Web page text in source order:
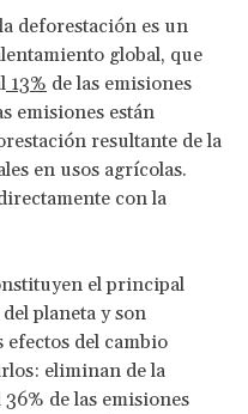
deforestación es un
global, que
13% de las emisiones
emisiones están
resultante de la
en usos agrícolas.
con la
el principal
planeta y son
del cambio
eliminan de la
de las emisiones